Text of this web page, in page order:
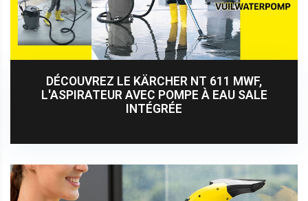
DÉCOUVREZ LE KÄRCHER NT 611 MWF,
L'ASPIRATEUR AVEC POMPE À EAU SALE
INTÉGRÉE